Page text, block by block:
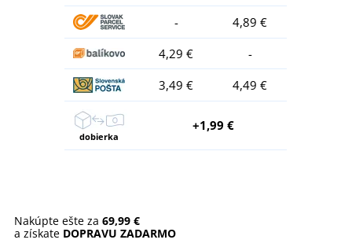
-
4,89 €
4,29 €
-
3,49 €
4,49 €
dobierka
+1,99 €
Nakúpte ešte za 69,99 €
a získate DOPRAVU ZADARMO